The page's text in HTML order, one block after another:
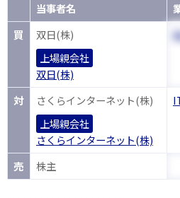
当事者名
買
双日(株)
上場親会社
双日(株)
対
さくらインターネット(株)
上場親会社
さくらインターネット(株)
売 株主